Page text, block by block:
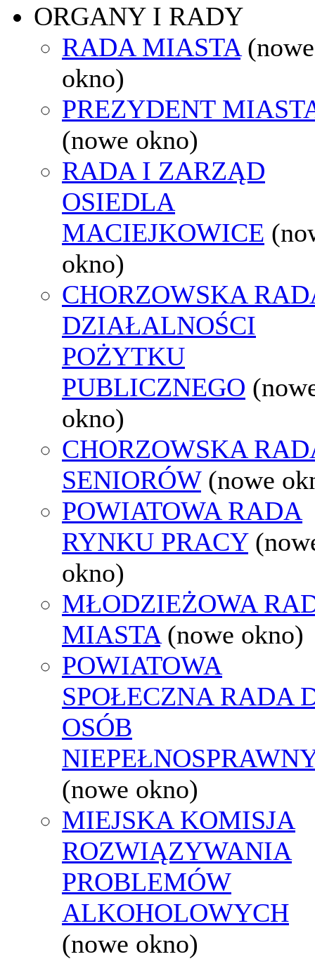
ORGANY I RADY
RADA MIASTA (nowe
okno)
PREZYDENT
(nowe okno)
RADA I ZARZĄD
OSIEDLA
MACIEJKOWICE
okno)
CHORZOWSKA
DZIAŁALNOŚCI
POŻYTKU
PUBLICZNEGO
okno)
CHORZOWSKA
SENIORÓW (nowe
POWIATOWA RADA
RYNKU PRACY
okno)
MŁODZIEŻOWA
MIASTA (nowe okno)
POWIATOWA
SPOŁECZNA RADA
OSÓB
(nowe okno)
MIEJSKA KOMISJA
ROZWIĄZYWANIA
PROBLEMÓW
ALKOHOLOWYCH
(nowe okno)